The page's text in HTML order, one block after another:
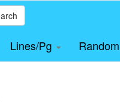
Lines/Pg